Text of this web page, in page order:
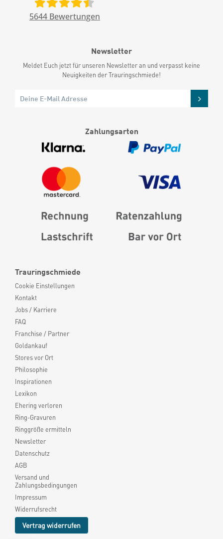
Trauringschmiede
Cookie Einstellungen
Kontakt
Jobs / Karriere
FAQ
Franchise / Partner
Goldankauf
Stores vor Ort
Philosophie
Inspirationen
Lexikon
Ehering verloren
Ring-Gravuren
Ringgröße ermitteln
Newsletter
Datenschutz
AGB
Versand und
Zahlungsbedingungen
Impressum
Widerrufsrecht
Vertrag widerrufen
5644 Bewertungen
Newsletter
Meldet Euch jetzt für unseren Newsletter an und verpasst keine
Neuigkeiten der Trauringschmiede!
Zahlungsarten